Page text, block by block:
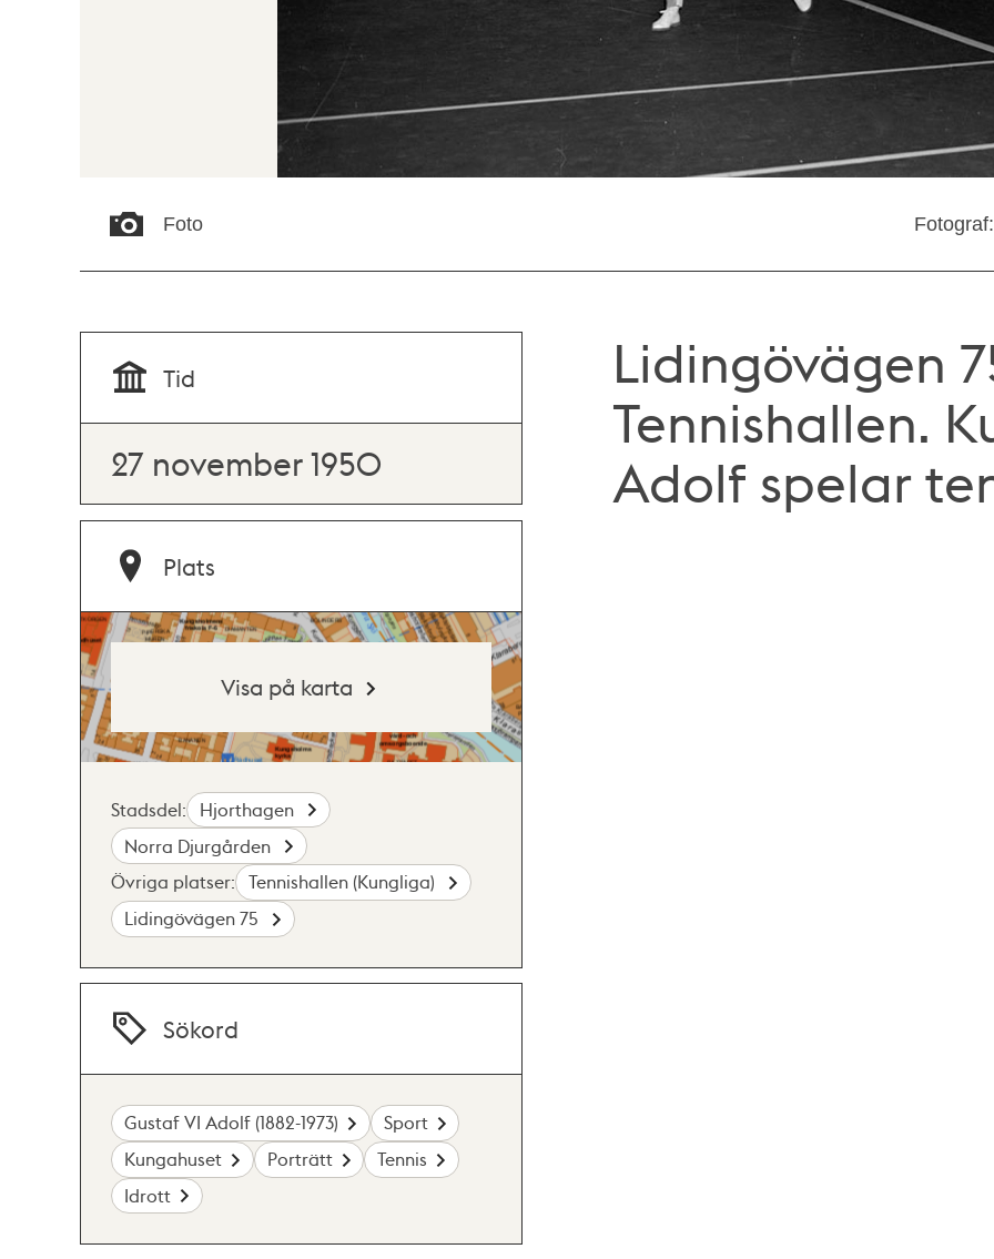
Foto
Lidingövägen
Tennishallen.
Adolf spelar
Tid
27 november 1950
Plats
Visa på karta
Stadsdel:
Hjorthagen
Norra Djurgården
Övriga platser:
Tennishallen (Kungliga)
Lidingövägen 75
Sökord
Gustaf VI Adolf (1882-1973)
Sport
Kungahuset
Porträtt
Tennis
Idrott